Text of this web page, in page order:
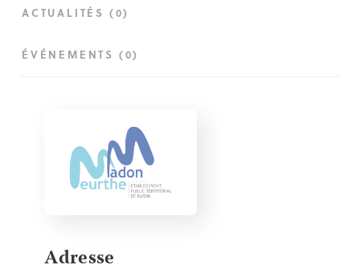
ACTUALITÉS (0)
ÉVÉNEMENTS (0)
Adresse